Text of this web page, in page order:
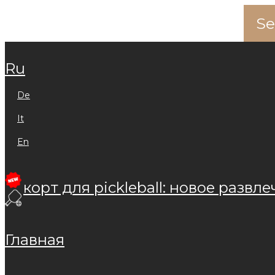
ru
de
it
en
корт для pickleball: новое
главная